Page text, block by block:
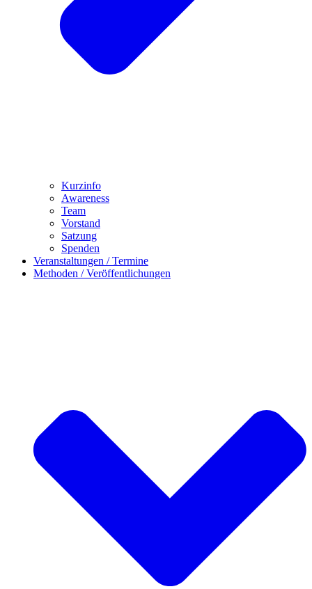
Kurzinfo
Awareness
Team
Vorstand
Satzung
Spenden
Veranstaltungen / Termine
Methoden / Veröffentlichungen